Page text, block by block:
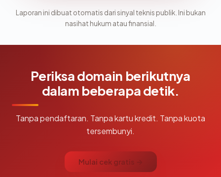
Laporan ini dibuat otomatis dari sinyal teknis publik. Ini bukan
nasihat hukum atau finansial.
Periksa domain berikutnya
dalam beberapa detik.
Tanpa pendaftaran. Tanpa kartu kredit. Tanpa kuota
tersembunyi.
Mulai cek gratis →